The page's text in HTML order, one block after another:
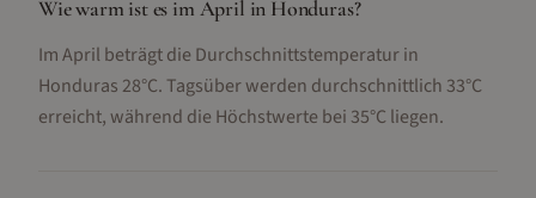
Wie warm ist es im April in Honduras?
Im April beträgt die Durchschnittstemperatur in
Honduras 28°C. Tagsüber werden durchschnittlich 33°C
erreicht, während die Höchstwerte bei 35°C liegen.